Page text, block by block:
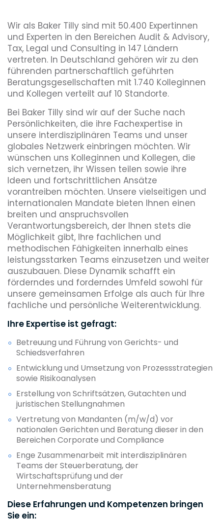
Wir als Baker Tilly sind mit 50.400 Expertinnen
und Experten in den Bereichen Audit & Advisory,
Tax, Legal und Consulting in 147 Ländern
vertreten. In Deutschland gehören wir zu den
führenden partnerschaftlich geführten
Beratungsgesellschaften mit 1.740 Kolleginnen
und Kollegen verteilt auf 10 Standorte.
Bei Baker Tilly sind wir auf der Suche nach
Persönlichkeiten, die ihre Fachexpertise in
unsere interdisziplinären Teams und unser
globales Netzwerk einbringen möchten. Wir
wünschen uns Kolleginnen und Kollegen, die
sich vernetzen, ihr Wissen teilen sowie ihre
Ideen und fortschrittlichen Ansätze
vorantreiben möchten. Unsere vielseitigen und
internationalen Mandate bieten Ihnen einen
breiten und anspruchsvollen
Verantwortungsbereich, der Ihnen stets die
Möglichkeit gibt, Ihre fachlichen und
methodischen Fähigkeiten innerhalb eines
leistungsstarken Teams einzusetzen und weiter
auszubauen. Diese Dynamik schafft ein
förderndes und forderndes Umfeld sowohl für
unsere gemeinsamen Erfolge als auch für Ihre
fachliche und persönliche Weiterentwicklung.
Ihre Expertise ist gefragt:
Betreuung und Führung von Gerichts- und
Schiedsverfahren
Entwicklung und Umsetzung von Prozessstrategien
sowie Risikoanalysen
Erstellung von Schriftsätzen, Gutachten und
juristischen Stellungnahmen
Vertretung von Mandanten (m/w/d) vor
nationalen Gerichten und Beratung dieser in den
Bereichen Corporate und Compliance
Enge Zusammenarbeit mit interdisziplinären
Teams der Steuerberatung, der
Wirtschaftsprüfung und der
Unternehmensberatung
Diese Erfahrungen und Kompetenzen bringen
Sie ein: